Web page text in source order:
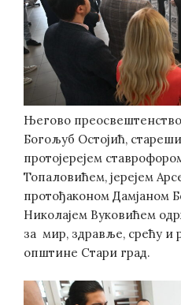
Његово
Богољуб Остојић,
протојерејем
Топаловићем, јерејем
протођаконом Дамјаном
Николајем Вуковићем
за мир, здравље, срећу и
општине Стари град.